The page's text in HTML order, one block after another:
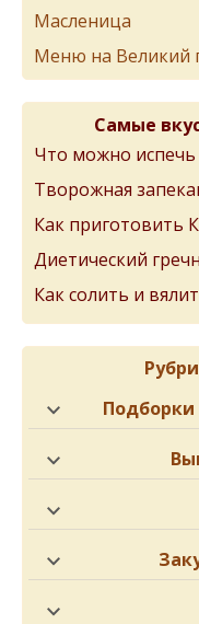
Масленица
Меню на Великий
Самые
Что можно испечь
Творожная
Как приготовить
Диетический
Как солить и
Подборки